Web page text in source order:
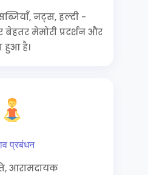
नट्स, हल्दी -
मेमोरी प्रदर्शन और
हुआ है।
प्रबंधन
आरामदायक